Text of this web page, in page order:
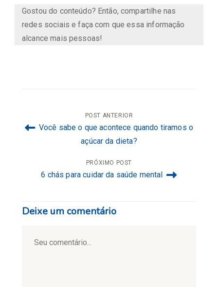
Gostou do conteúdo? Então, compartilhe nas
redes sociais e faça com que essa informação
alcance mais pessoas!
NavegaçãoPOST ANTERIOR
Você sabe o que acontece quando tiramos o
açúcar da dieta?
PRÓXIMO POST
6 chás para cuidar da saúde mental
Deixe um comentário